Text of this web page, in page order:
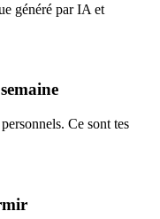
généré par IA et
Ce sont tes